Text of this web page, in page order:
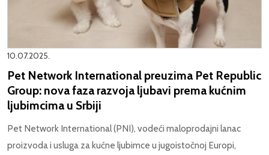
10.07.2025.
Pet Network International preuzima Pet Republic
Group: nova faza razvoja ljubavi prema kućnim
ljubimcima u Srbiji
Pet Network International (PNI), vodeći maloprodajni lanac
proizvoda i usluga za kućne ljubimce u jugoistočnoj Europi,